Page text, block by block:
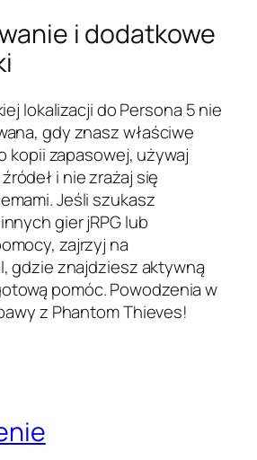
i dodatkowe
lokalizacji do Persona 5 nie
gdy znasz właściwe
kopii zapasowej, używaj
i nie zrażaj się
Jeśli szukasz
gier jRPG lub
zajrzyj na
gdzie znajdziesz aktywną
pomóc. Powodzenia w
z Phantom Thieves!